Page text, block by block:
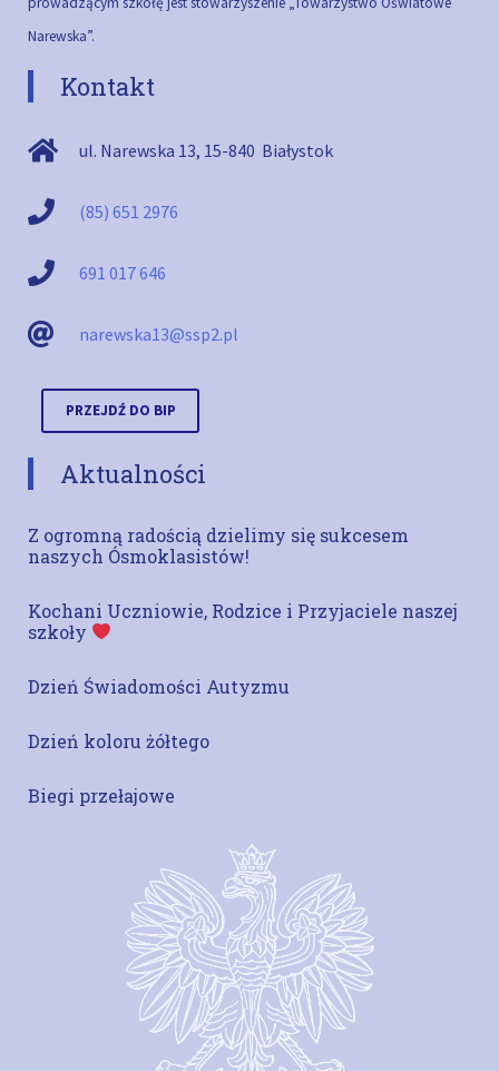
Narewska”.
Kontakt
ul. Narewska 13, 15-840 Białystok
(85) 651 2976
691 017 646
narewska13@ssp2.pl
PRZEJDŹ DO BIP
Aktualności
Z ogromną radością dzielimy się sukcesem
naszych Ósmoklasistów!
Kochani Uczniowie, Rodzice i Przyjaciele naszej
szkoły
Dzień Świadomości Autyzmu
Dzień koloru żółtego
Biegi przełajowe